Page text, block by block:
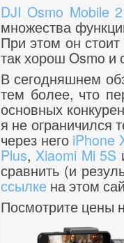
DJI Osmo Mobile 2
множества
При этом он
так хорош Osmo и
В сегодняшнем
тем более, что
основных
я не ограничился
через него iPhone
Plus, Xiaomi Mi 5S
сравнить (и
ссылке на этом
Посмотрите цены